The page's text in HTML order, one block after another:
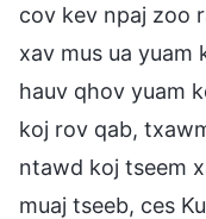
cov kev npaj zoo
xav mus ua yuam
hauv qhov yuam
koj rov qab,
ntawd koj tseem
muaj tseeb, ces